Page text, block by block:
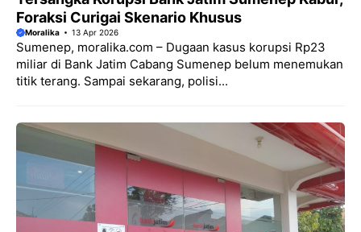
Foraksi Curigai Skenario Khusus
Moralika 13 Apr 2026
Sumenep, moralika.com – Dugaan kasus korupsi Rp23
miliar di Bank Jatim Cabang Sumenep belum menemukan
titik terang. Sampai sekarang, polisi...